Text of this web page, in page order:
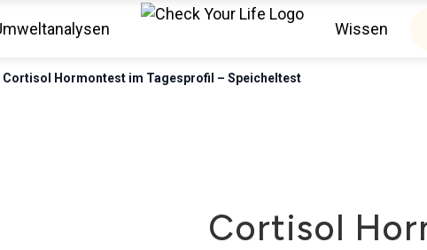
Wissen
Cortisol Hormontest im Tagesprofil – Speicheltest
Cortisol